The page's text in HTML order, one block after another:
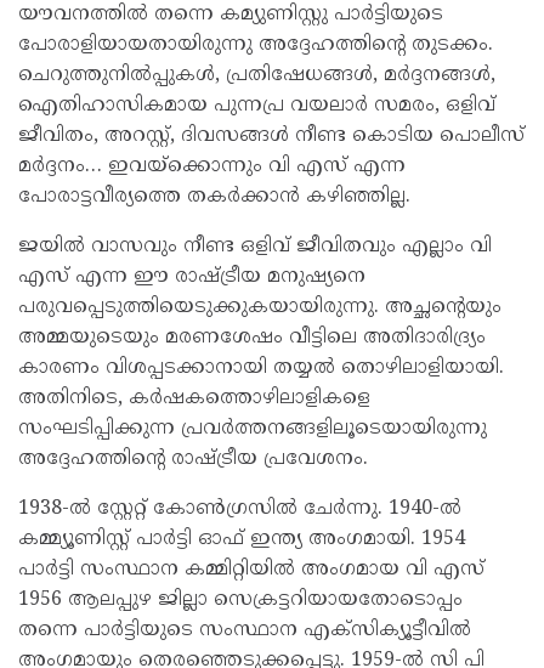
യൗവനത്തിൽ തന്നെ കമ്യുണിസ്റ്റു പാർട്ടിയുടെ
പോരാളിയായതായിരുന്നു അദ്ദേഹത്തിൻ്റെ തുടക്കം.
ചെറുത്തുനിൽപ്പുകൾ, പ്രതിഷേധങ്ങൾ, മർദ്ദനങ്ങൾ,
ഐതിഹാസികമായ പുന്നപ്ര വയലാർ സമരം, ഒളിവ്
ജീവിതം, അറസ്റ്റ്, ദിവസങ്ങൾ നീണ്ട കൊടിയ പൊലീസ്
മർദ്ദനം… ഇവയ്‌ക്കൊന്നും വി എസ് എന്ന
പോരാട്ടവീര്യത്തെ തകർക്കാൻ കഴിഞ്ഞില്ല.
ജയിൽ വാസവും നീണ്ട ഒളിവ് ജീവിതവും എല്ലാം വി
എസ് എന്ന ഈ രാഷ്ട്രീയ മനുഷ്യനെ
പരുവപ്പെടുത്തിയെടുക്കുകയായിരുന്നു. അച്ഛന്റെയും
അമ്മയുടെയും മരണശേഷം വീട്ടിലെ അതിദാരിദ്ര്യം
കാരണം വിശപ്പടക്കാനായി തയ്യൽ തൊഴിലാളിയായി.
അതിനിടെ, കർഷകത്തൊഴിലാളികളെ
സംഘടിപ്പിക്കുന്ന പ്രവർത്തനങ്ങളിലൂടെയായിരുന്നു
അദ്ദേഹത്തിന്റെ രാഷ്ട്രീയ പ്രവേശനം.
1938-ൽ സ്റ്റേറ്റ് കോൺഗ്രസിൽ ചേർന്നു. 1940-ൽ
കമ്മ്യൂണിസ്റ്റ് പാർട്ടി ഓഫ് ഇന്ത്യ അംഗമായി. 1954
പാർട്ടി സംസ്ഥാന കമ്മിറ്റിയിൽ അംഗമായ വി എസ്
1956 ആലപ്പുഴ ജില്ലാ സെക്രട്ടറിയായതോടൊപ്പം
തന്നെ പാർട്ടിയുടെ സംസ്ഥാന എക്‌സിക്യൂട്ടീവിൽ
അംഗമായും തെരഞ്ഞെടുക്കപ്പെട്ടു. 1959-ൽ സി പി